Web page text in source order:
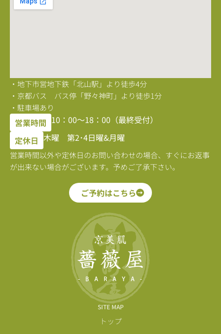
SITE MAP
トップ
・地下市営地下鉄「北山駅」より徒歩4分
・京都バス バス停「野々神町」より徒歩1分
・駐車場あり
営業時間 10：00〜18：00（最終受付）
定休日 木曜 第2･4日曜&月曜
営業時間以外や定休日のお問い合わせの場合、すぐにお返事
が出来ない場合がございます。予めご了承下さい。
ご予約はこちら